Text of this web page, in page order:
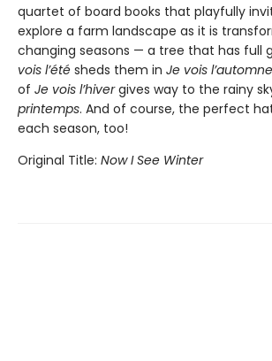
quartet of board books that playfully
explore a farm landscape as it is
changing seasons — a tree that has full
vois l’été sheds them in Je vois l’automne
of Je vois l’hivergives way to the rainy
printemps. And of course, the perfect
each season, too!
Original Title: Now I See Winter